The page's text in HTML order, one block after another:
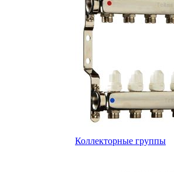
Коллекторные группы